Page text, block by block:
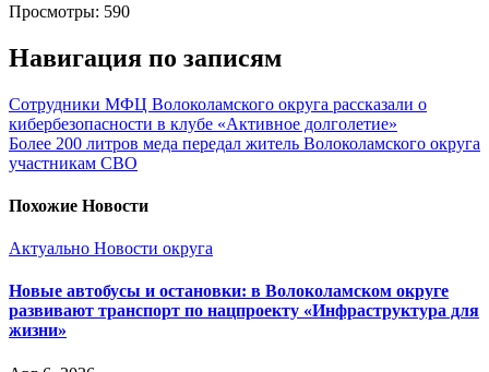
Просмотры: 590
Навигация по записям
Сотрудники МФЦ Волоколамского округа рассказали о
кибербезопасности в клубе «Активное долголетие»
Более 200 литров меда передал житель Волоколамского округа
участникам СВО
Похожие Новости
Актуально Новости округа
Новые автобусы и остановки: в Волоколамском округе
развивают транспорт по нацпроекту «Инфраструктура для
жизни»